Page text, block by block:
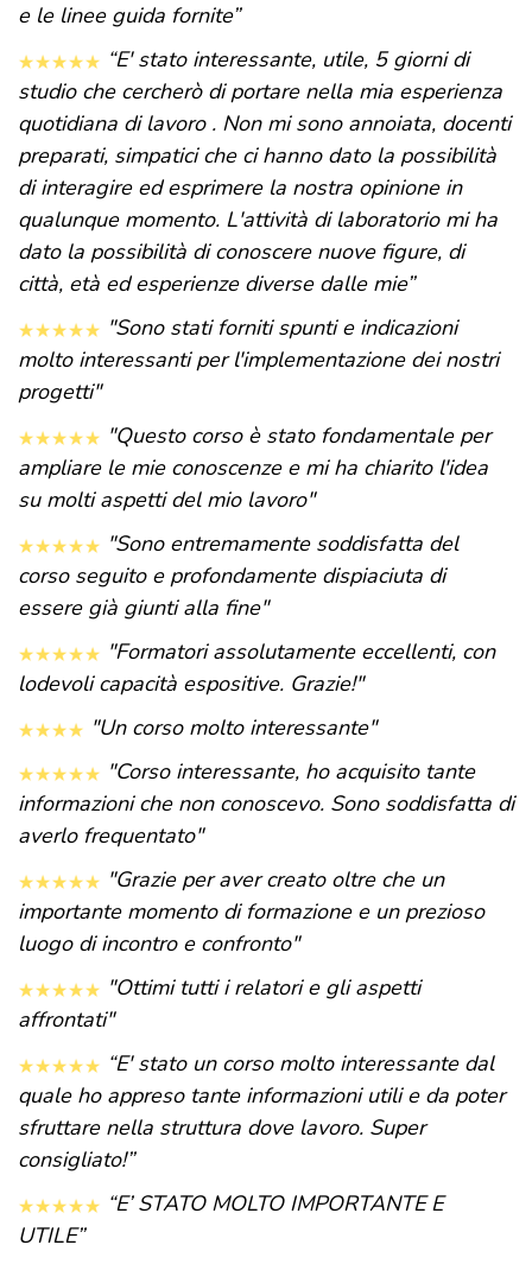
e le linee guida fornite”
“E' stato interessante, utile, 5 giorni di
studio che cercherò di portare nella mia esperienza
quotidiana di lavoro . Non mi sono annoiata, docenti
preparati, simpatici che ci hanno dato la possibilità
di interagire ed esprimere la nostra opinione in
qualunque momento. L'attività di laboratorio mi ha
dato la possibilità di conoscere nuove figure, di
città, età ed esperienze diverse dalle mie”
"Sono stati forniti spunti e indicazioni
molto interessanti per l'implementazione dei nostri
progetti"
"Questo corso è stato fondamentale per
ampliare le mie conoscenze e mi ha chiarito l'idea
su molti aspetti del mio lavoro"
"Sono entremamente soddisfatta del
corso seguito e profondamente dispiaciuta di
essere già giunti alla fine"
"Formatori assolutamente eccellenti, con
lodevoli capacità espositive. Grazie!"
"Un corso molto interessante"
"Corso interessante, ho acquisito tante
informazioni che non conoscevo. Sono soddisfatta di
averlo frequentato"
"Grazie per aver creato oltre che un
importante momento di formazione e un prezioso
luogo di incontro e confronto"
"Ottimi tutti i relatori e gli aspetti
affrontati"
“E' stato un corso molto interessante dal
quale ho appreso tante informazioni utili e da poter
sfruttare nella struttura dove lavoro. Super
consigliato!”
“E’ STATO MOLTO IMPORTANTE E
UTILE”